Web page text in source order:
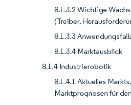
8.1.3.2 Wichtige
(Treiber,
8.1.3.3
8.1.3.4 Marktausblick
8.1.4 Industrierobotik
8.1.4.1 Aktuelles
Marktprognosen für